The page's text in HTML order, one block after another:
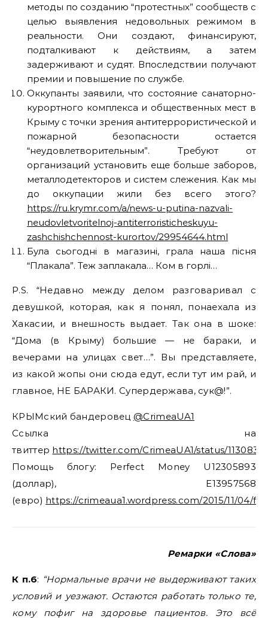
методы по созданию “протестных” сообществ с
целью выявления недовольных режимом в
реальности. Они создают, финансируют,
подталкивают к действиям, а затем
задерживают и судят. Впоследствии получают
премии и повышение по службе.
Оккупанты заявили, что состояние санаторно-
курортного комплекса и общественных мест в
Крыму с точки зрения антитеррористической и
пожарной безопасности остается
“неудовлетворительным”. Требуют от
организаций установить еще больше заборов,
металлодетекторов и систем слежения. Как мы
до оккупации жили без всего этого?
https://ru.krymr.com/a/news-u-putina-nazvali-
neudovletvoritelnoj-antiterroristicheskuyu-
zashchishchennost-kurortov/29954644.html
Була сьогодні в магазині, грала наша пісня
“Плакала”. Теж заплакала… Ком в горлі…
P.S. “Недавно между делом разговаривал с
девушкой, которая, как я понял, понаехала из
Хакасии, и внешность выдает. Так она в шоке:
“Дома (в Крыму) большие — не бараки, и
вечерами на улицах свет…”. Вы представляете,
из какой жопы они сюда едут, если тут им рай, и
главное, НЕ БАРАКИ. Супердержава, сук@!”.
КРЫМский бандеровец @CrimeaUA1
Ссылка на
твиттер https://twitter.com/CrimeaUA1/status/
Помощь блогу: Perfect Money U12305893
(доллар), E13957568
(евро) https://crimeaua1.wordpress.com/2015/11/04/
Ремарки «Слова»
К п.6: “Нормальные врачи не выдерживают таких
условий и уезжают. Остаются работать только те,
кому пофиг на здоровье пациентов. Это всё